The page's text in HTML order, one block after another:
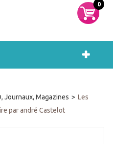
0
Journaux, Magazines > Les
par andré Castelot